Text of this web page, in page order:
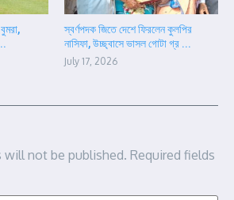
স্বর্ণপদক জিতে দেশে ফিরলেন কুলপির
নাসিফা, উচ্ছ্বাসে ভাসল গোটা গ্র ...
July 17, 2026
will not be published. Required fields